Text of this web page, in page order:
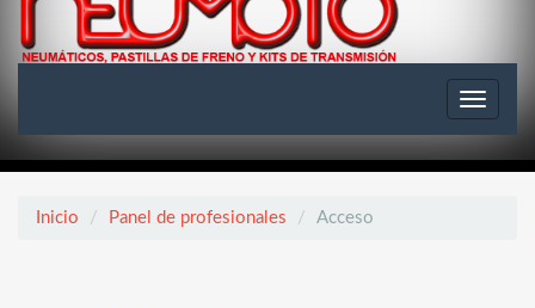
Toggle
Inicio Panel de profesionales Acceso